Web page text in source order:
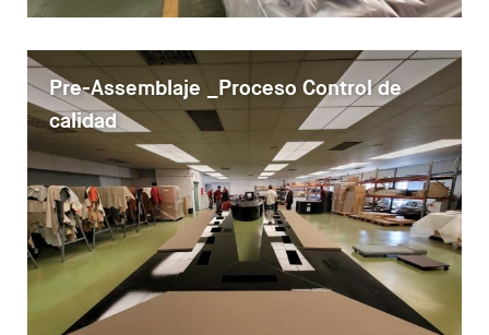
Pre-Assemblaje _Proceso Control de
calidad